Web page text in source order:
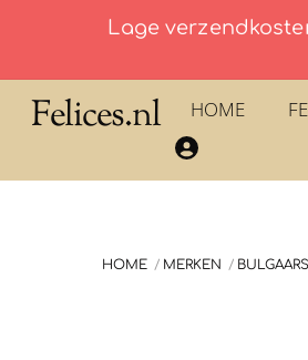
Lage
Felices.nl HOME
HOME MERKEN